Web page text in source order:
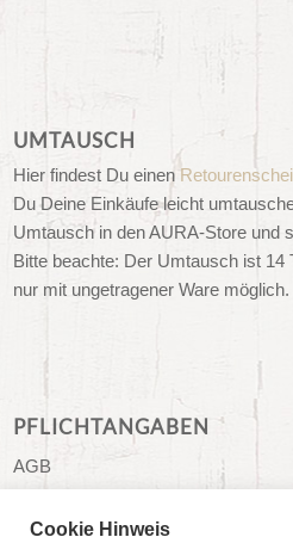
UMTAUSCH
Hier findest Du einen
Du Deine Einkäufe leicht
Umtausch in den AURA-Store und
Bitte beachte: Der Umtausch ist 14
nur mit ungetragener Ware möglich.
PFLICHTANGABEN
AGB
Cookie Hinweis